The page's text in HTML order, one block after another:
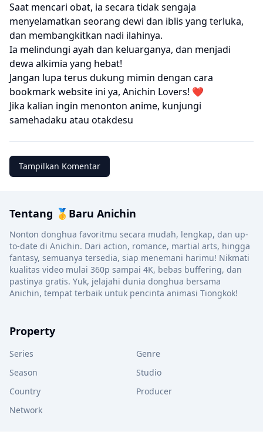
Saat mencari obat, ia secara tidak sengaja
menyelamatkan seorang dewi dan iblis yang terluka,
dan membangkitkan nadi ilahinya.
Ia melindungi ayah dan keluarganya, dan menjadi
dewa alkimia yang hebat!
Jangan lupa terus dukung mimin dengan cara
bookmark website ini ya, Anichin Lovers! ❤️
Jika kalian ingin menonton anime, kunjungi
samehadaku atau otakdesu
Tampilkan Komentar
Tentang 🥇Baru Anichin
Nonton donghua favoritmu secara mudah, lengkap, dan up-
to-date di Anichin. Dari action, romance, martial arts, hingga
fantasy, semuanya tersedia, siap menemani harimu! Nikmati
kualitas video mulai 360p sampai 4K, bebas buffering, dan
pastinya gratis. Yuk, jelajahi dunia donghua bersama
Anichin, tempat terbaik untuk pencinta animasi Tiongkok!
Property
Series
Genre
Season
Studio
Country
Producer
Network